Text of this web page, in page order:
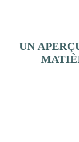
UN